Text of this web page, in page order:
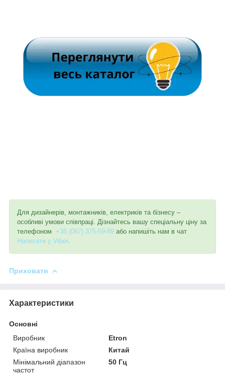
Для дизайнерів, монтажників, електриків та бізнесу –
особливі умови співпраці. Дізнайтесь вашу спеціальну ціну за
телефоном +38 (067) 375-59-89 або напишіть нам в чат
Написати у Viber.
Приховати
Характеристики
Основні
Виробник
Etron
Країна виробник
Китай
Мінімальний діапазон
частот
50 Гц